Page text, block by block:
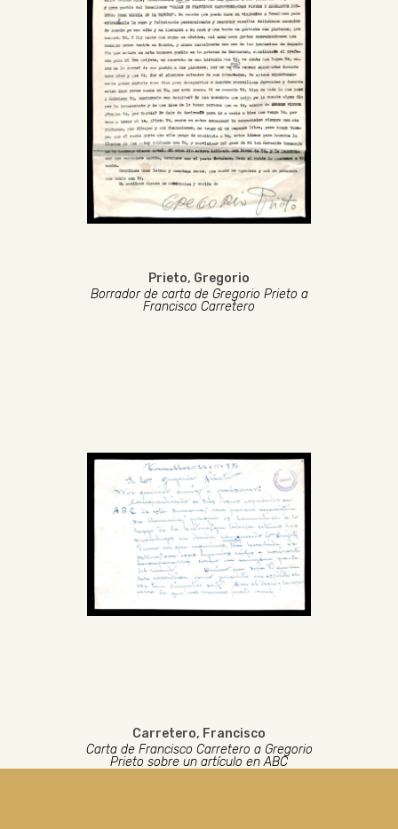
Prieto, Gregorio
Borrador de carta de Gregorio Prieto a
Francisco Carretero
Carretero, Francisco
Carta de Francisco Carretero a Gregorio
Prieto sobre un artículo en ABC